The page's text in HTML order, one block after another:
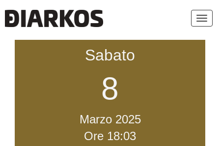
Sabato
8
Marzo 2025
Ore 18:03